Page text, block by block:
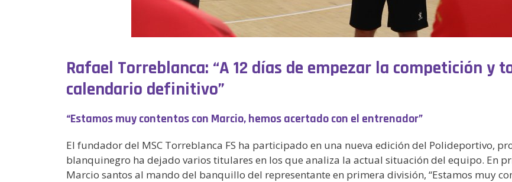
Rafael Torreblanca: “A 12 días de empezar la competición y
calendario definitivo”
“Estamos muy contentos con Marcio, hemos acertado con el entrenador”
El fundador del MSC Torreblanca FS ha participado en una nueva edición del Polideportivo,
blanquinegro ha dejado varios titulares en los que analiza la actual situación del equipo. En
Marcio santos al mando del banquillo del representante en primera división, “Estamos muy